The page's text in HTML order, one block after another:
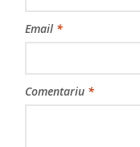
Email *
Comentariu *